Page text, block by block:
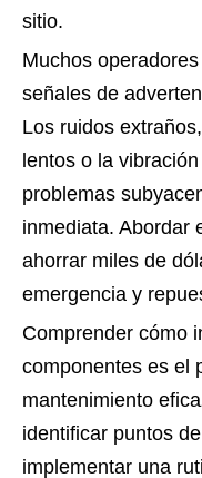
sitio.
Muchos
señales de
Los ruidos
lentos o la
problemas
inmediata. Abordar
ahorrar miles de
emergencia y
Comprender cómo
componentes es el
mantenimiento
identificar puntos
implementar una